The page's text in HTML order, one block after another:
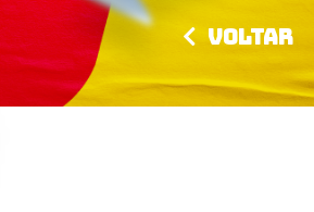
Voltar